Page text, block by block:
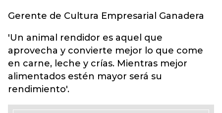
Gerente de Cultura Empresarial Ganadera
'Un animal rendidor es aquel que
aprovecha y convierte mejor lo que come
en carne, leche y crías. Mientras mejor
alimentados estén mayor será su
rendimiento'.